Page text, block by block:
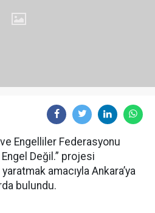
Engelliler Federasyonu
Değil.” projesi
amacıyla Ankara’ya
bulundu.